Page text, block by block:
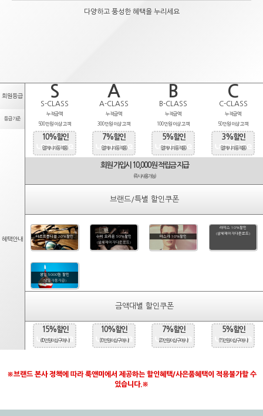
다양하고 풍성한 혜택을 누리세요
회원등급 S A B C
S-CLASS A-CLASS B-CLASS C-CLASS
등급기준
누적금액
500만원 이상 고객
누적금액
300만원 이상 고객
누적금액
100만원 이상 고객
누적금액
50만원 이상 고객
혜택안내
10%할인
(결제시 자동적용)
7%할인
(결제시 자동적용)
5%할인
(결제시 자동적용)
3%할인
(결제시 자동적용)
회원 가입시 10,000원 적립금 지급
(즉시사용가능)
브랜드/특별 할인쿠폰
타르트옵티컬 20%할인
수비 오리온 50%할인
(상세페이지다운로드)
마스카 10%할인
라피스 10%할인
(상세페이지다운로드)
생일 5000원 할인
(당일자동지급)
금액대별 할인쿠폰
15%할인
(40만원 이상 구매시)
10%할인
(30만원 이상 구매시)
7%할인
(20만원 이상 구매시)
5%할인
(15만원 이상 구매시)
※브랜드 본사 정책에 따라 룩앤미에서 제공하는 할인혜택/사은품혜택이 적용불가할 수
있습니다.※